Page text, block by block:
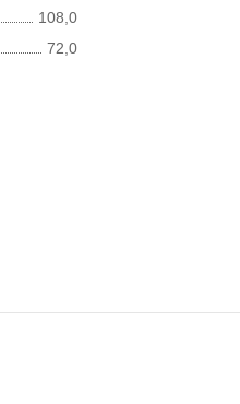
108,0
72,0